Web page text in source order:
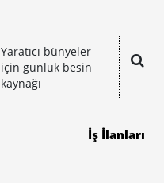
Yaratıcı bünyeler
için günlük besin
kaynağı
İş İlanları